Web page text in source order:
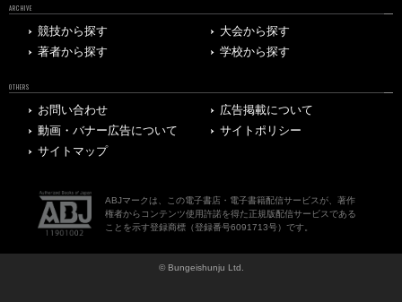
ARCHIVE
競技から探す
大会から探す
著者から探す
学校から探す
OTHERS
お問い合わせ
広告掲載について
動画・バナー広告について
サイトポリシー
サイトマップ
ABJマークは、この電子書店・電子書籍配信サービスが、著作
権者からコンテンツ使用許諾を得た正規版配信サービスである
ことを示す登録商標（登録番号6091713号）です。
© Bungeishunju Ltd.